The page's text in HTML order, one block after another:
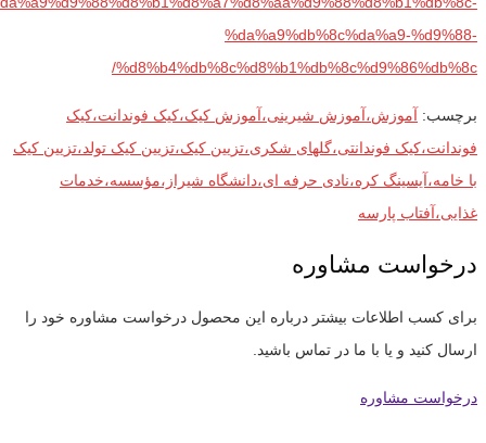
%da%a9%db%8c%da%a9-%d9%88-
%d8%b4%db%8c%d8%b1%db%8c%d9%86%db%8c/
برچسب: آموزش،آموزش شیرینی،آموزش کیک،کیک فوندانت،کیک
فوندانت،کیک فوندانتی،گلهای شکری،تزیین کیک،تزیین کیک تولد،تزیین کیک
با خامه،آیسینگ کره،نادی حرفه ای،دانشگاه شیراز،مؤسسه،خدمات
غذایی،آفتاب پارسه
درخواست مشاوره
برای کسب اطلاعات بیشتر درباره این محصول درخواست مشاوره خود را
ارسال کنید و یا با ما در تماس باشید.
درخواست مشاوره